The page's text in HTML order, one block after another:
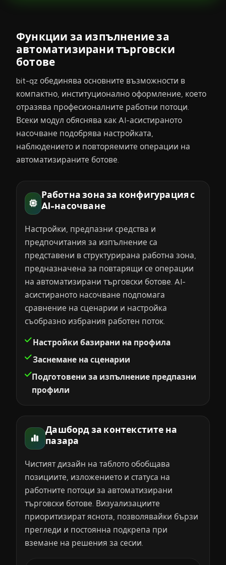
s
+
Функции за изпълнение за
автоматизирани търговски
ботове
bit-qz обединява основните възможности в
компактно, институционално оформление, което
отразява професионалните работни потоци.
Всеки модул обяснява как AI-асистираното
насочване подобрява настройката,
наблюдението и повторяемите операции на
автоматизираните ботове.
Работна зона за конфигурация с
AI-насочване
Настройки, предпазни средства и
предпочитания за изпълнение са
представени в структурирана работна зона,
предназначена за повтарящи се операции
на автоматизирани търговски ботове. AI-
асистираното насочване подпомага
сравнение на сценарии и настройка
съобразно избрания работен поток.
Настройки базирани на профила
Заснемане на сценарии
Подготовени за изпълнение предпазни
профили
Дашборд за контекстите на
пазара
Чистият дизайн на таблото обобщава
позициите, изложението и статуса на
работните потоци за автоматизирани
търговски ботове. Визуализациите
приоритизират яснота, позволявайки бързи
прегледи и постоянна подкрепа при
вземане на решения за сесии.